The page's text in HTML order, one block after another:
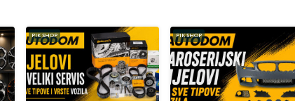
PIK SHOP PIK SHOP